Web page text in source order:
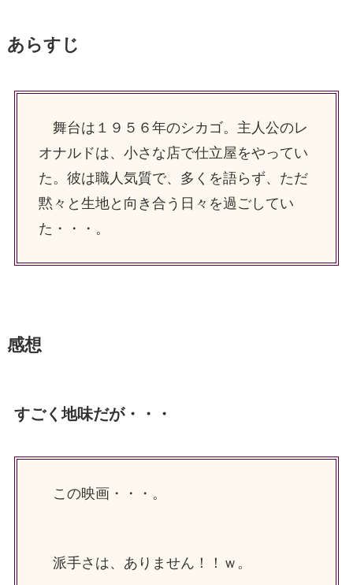
あらすじ
舞台は１９５６年のシカゴ。主人公のレ
オナルドは、小さな店で仕立屋をやってい
た。彼は職人気質で、多くを語らず、ただ
黙々と生地と向き合う日々を過ごしてい
た・・・。
感想
すごく地味だが・・・
この映画・・・。
派手さは、ありません！！ｗ。